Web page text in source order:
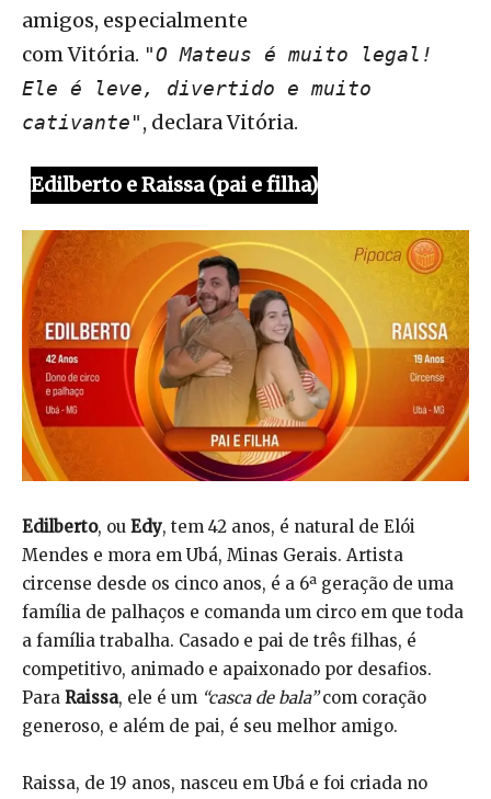
amigos, especialmente
com Vitória. "O Mateus é muito legal!
Ele é leve, divertido e muito
cativante", declara Vitória.
Edilberto e Raissa (pai e filha)
Edilberto, ou Edy, tem 42 anos, é natural de Elói
Mendes e mora em Ubá, Minas Gerais. Artista
circense desde os cinco anos, é a 6ª geração de uma
família de palhaços e comanda um circo em que toda
a família trabalha. Casado e pai de três filhas, é
competitivo, animado e apaixonado por desafios.
Para Raissa, ele é um “casca de bala”com coração
generoso, e além de pai, é seu melhor amigo.
Raissa, de 19 anos, nasceu em Ubá e foi criada no